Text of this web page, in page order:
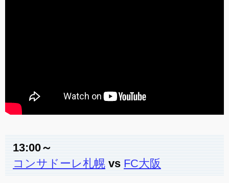
13:00～
コンサドーレ札幌vsFC大阪